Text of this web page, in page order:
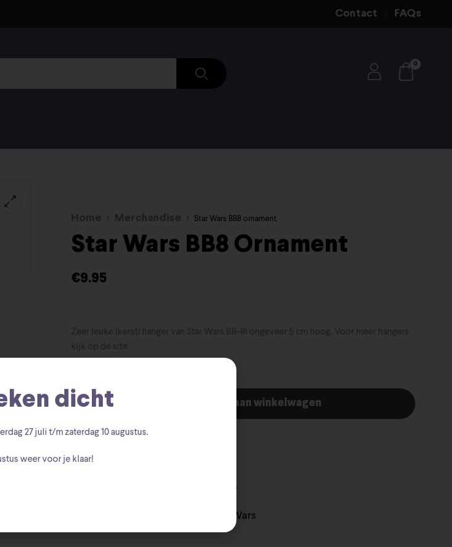
Contact FAQs
0
Home Merchandise Star Wars BB8 ornament
Star Wars BB8 Ornament
€9.95
Zeer leuke (kerst) hanger van Star Wars BB-8! ongeveer 5 cm hoog. Voor meer hangers
kijk op de site.
Toevoegen aan winkelwagen
Artikelnummer:
Star Wars
Star Wars
dicht
27 juli t/m zaterdag 10 augustus.
weer voor je klaar!